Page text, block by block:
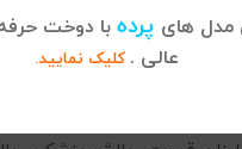
مدل های پرده با دوخت
عالی . کلیک نمایید.